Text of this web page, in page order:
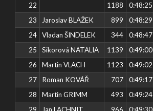
22
1188 0:48:25
23
Jaroslav BLAŽEK 899 0:48:29
24
Vladan ŠINDELEK 344 0:48:47
25
Sikorová NATALIA 1139 0:49:00
26
Martin VLACH 1123 0:49:02
27
Roman KOVÁŘ 707 0:49:17
28
Martin GRIMM 493 0:49:24